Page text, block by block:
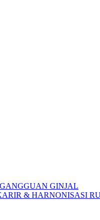
GANGGUAN GINJAL
& HARNONISASI